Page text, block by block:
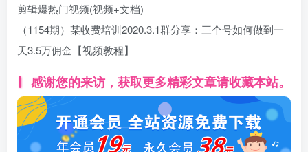
剪辑爆热门视频(视频+文档)
（1154期）某收费培训2020.3.1群分享：三个号如何做到一
天3.5万佣金【视频教程】
感谢您的来访，获取更多精彩文章请收藏本站。